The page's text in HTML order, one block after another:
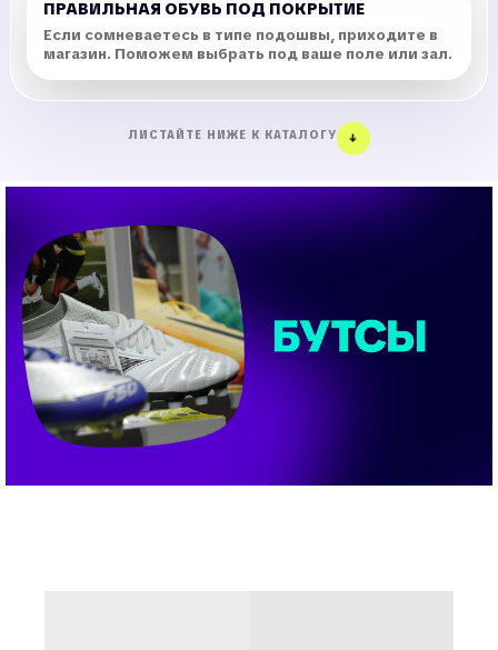
ПРАВИЛЬНАЯ ОБУВЬ ПОД ПОКРЫТИЕ
Если сомневаетесь в типе подошвы, приходите в
магазин. Поможем выбрать под ваше поле или зал.
ЛИСТАЙТЕ НИЖЕ К КАТАЛОГУ ↓